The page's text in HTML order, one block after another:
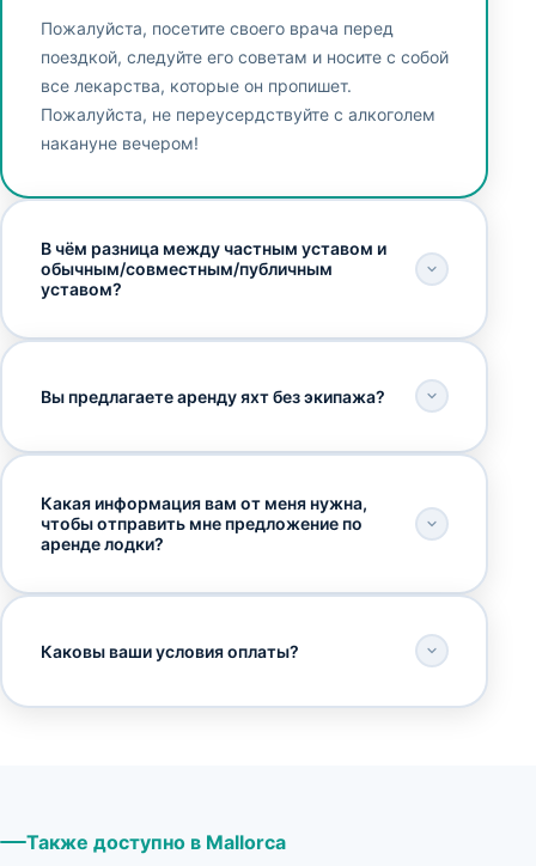
Пожалуйста, посетите своего врача перед
поездкой, следуйте его советам и носите с собой
все лекарства, которые он пропишет.
Пожалуйста, не переусердствуйте с алкоголем
накануне вечером!
В чём разница между частным уставом и
обычным/совместным/публичным
уставом?
Вы предлагаете аренду яхт без экипажа?
Какая информация вам от меня нужна,
чтобы отправить мне предложение по
аренде лодки?
Каковы ваши условия оплаты?
Также доступно в Mallorca